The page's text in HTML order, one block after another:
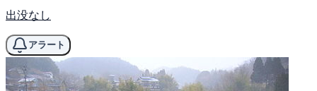
出没なし
アラート